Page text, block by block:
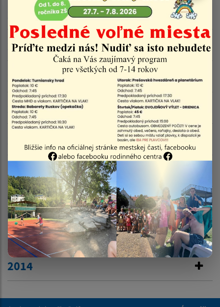
2021
2020
2019
2017
2016
2015
2014